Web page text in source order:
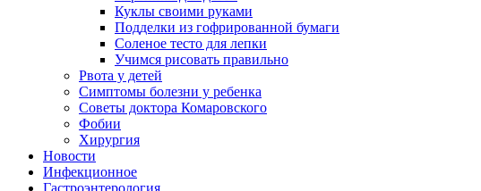
Куклы своими руками
Подделки из гофрированной бумаги
Соленое тесто для лепки
Учимся рисовать правильно
Рвота у детей
Симптомы болезни у ребенка
Советы доктора Комаровского
Фобии
Хирургия
Новости
Инфекционное
Гастроэнтерология